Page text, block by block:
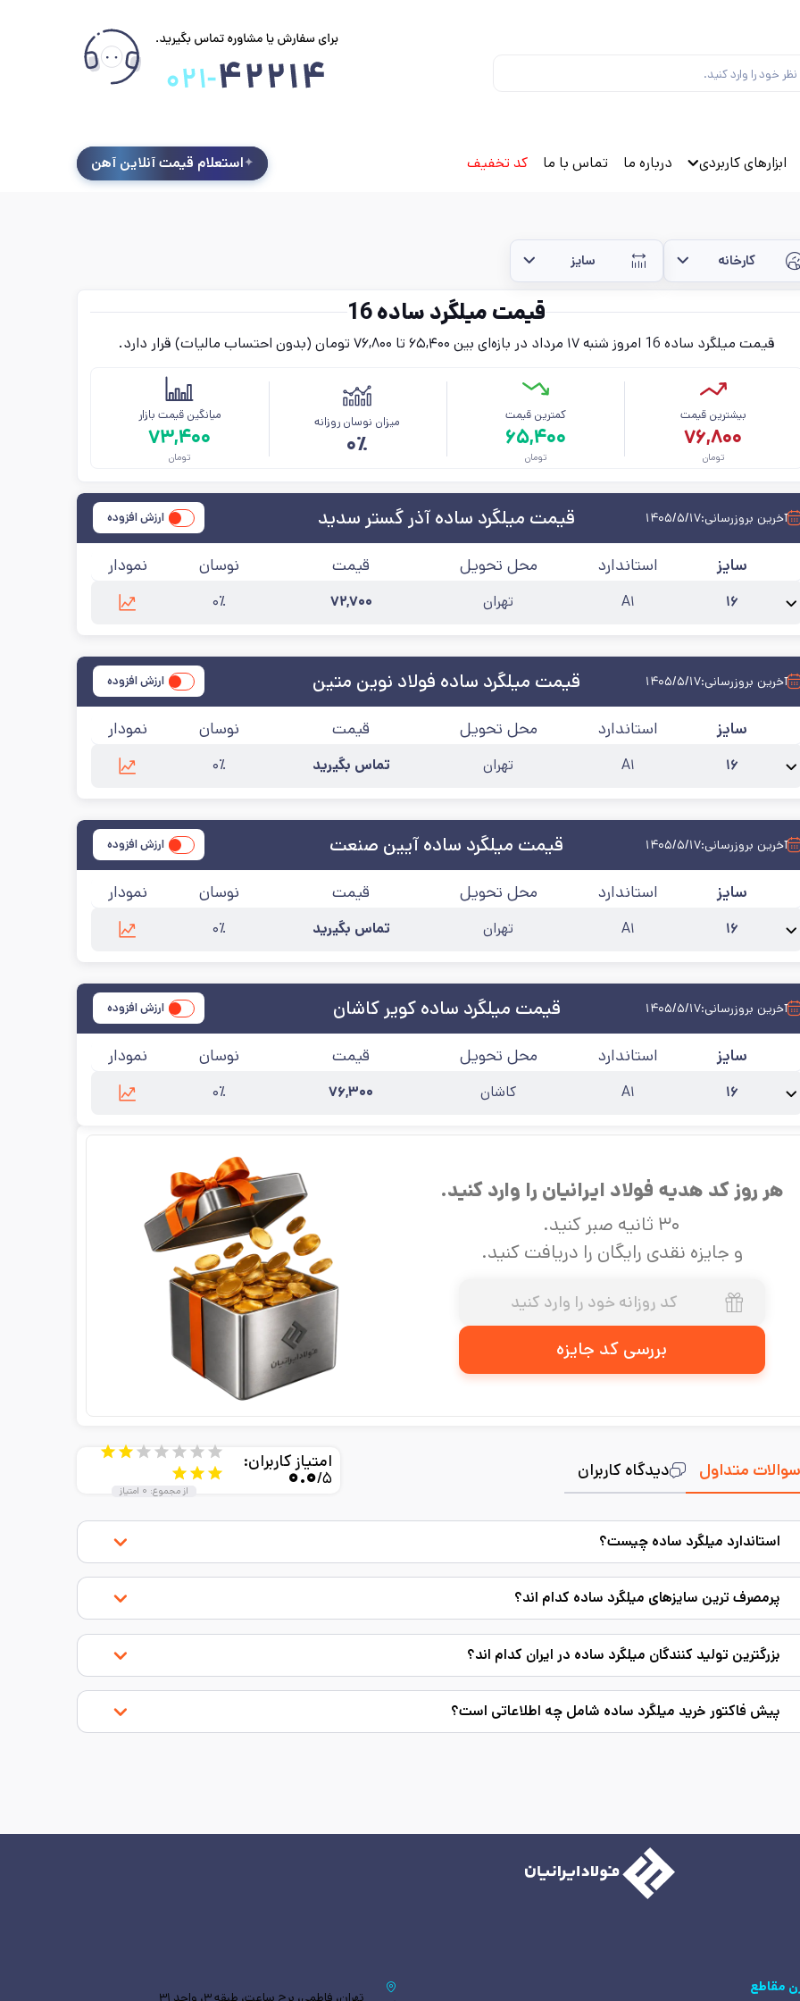
ابزارهای کاربردی درباره ما تماس با ما کد تخفیف استعلام قیمت آنلاین آهن
کارخانه سایز
قیمت میلگرد ساده 16
قیمت میلگرد ساده 16 امروز شنبه ۱۷ مرداد در بازه‌ای بین ۶۵,۴۰۰ تا ۷۶,۸۰۰ تومان (بدون احتساب مالیات) قرار دارد.
بیشترین قیمت
۷۶,۸۰۰
تومان
کمترین قیمت
۶۵,۴۰۰
تومان
میزان نوسان روزانه
۰٪
میانگین قیمت بازار
۷۳,۴۰۰
تومان
ارزش افزوده قیمت میلگرد ساده آذر گستر سدید آخرین بروزرسانی:۱۴۰۵/۵/۱۷
سایز استاندارد محل تحویل قیمت نوسان نمودار
۱۶ A۱ تهران ۷۲,۷۰۰ ۰٪
ارزش افزوده قیمت میلگرد ساده فولاد نوین متین آخرین بروزرسانی:۱۴۰۵/۵/۱۷
سایز استاندارد محل تحویل قیمت نوسان نمودار
۱۶ A۱ تهران تماس بگیرید ۰٪
ارزش افزوده قیمت میلگرد ساده آیین صنعت آخرین بروزرسانی:۱۴۰۵/۵/۱۷
سایز استاندارد محل تحویل قیمت نوسان نمودار
۱۶ A۱ تهران تماس بگیرید ۰٪
ارزش افزوده قیمت میلگرد ساده کویر کاشان آخرین بروزرسانی:۱۴۰۵/۵/۱۷
سایز استاندارد محل تحویل قیمت نوسان نمودار
۱۶ A۱ کاشان ۷۶,۳۰۰ ۰٪
هر روز کد هدیه فولاد ایرانیان را وارد کنید.
۳۰ ثانیه صبر کنید.
و جایزه نقدی رایگان را دریافت کنید.
بررسی کد جایزه
سوالات متداول دیدگاه کاربران امتیاز کاربران:
۰.۰/۵
از مجموع: ۰ امتیاز
استاندارد میلگرد ساده چیست؟
پرمصرف ترین سایزهای میلگرد ساده کدام اند؟
بزرگترین تولید کنندگان میلگرد ساده در ایران کدام اند؟
پیش فاکتور خرید میلگرد ساده شامل چه اطلاعاتی است؟
مقاطع